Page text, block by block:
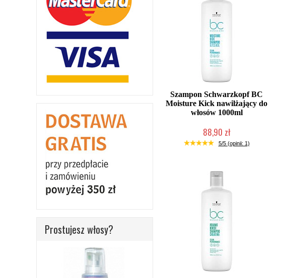
Szampon Schwarzkopf BC
Moisture Kick nawilżający do
włosów 1000ml
88,90 zł
Chwilowo niedostępny
5/5 (opinii: 1)
Prostujesz włosy?